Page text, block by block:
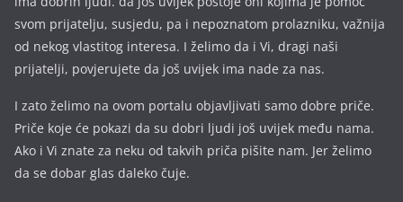
svom prijatelju, susjedu, pa i nepoznatom prolazniku, važnija
od nekog vlastitog interesa. I želimo da i Vi, dragi naši
prijatelji, povjerujete da još uvijek ima nade za nas.
I zato želimo na ovom portalu objavljivati samo dobre priče.
Priče koje će pokazi da su dobri ljudi još uvijek među nama.
Ako i Vi znate za neku od takvih priča pišite nam. Jer želimo
da se dobar glas daleko čuje.